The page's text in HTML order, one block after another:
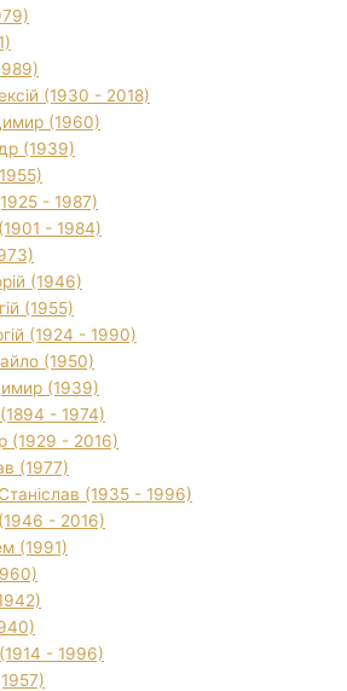
(1930 - 2018)
(1960)
(1939)
- 1987)
- 1984)
(1946)
(1955)
(1924 - 1990)
(1950)
(1939)
- 1974)
(1929 - 2016)
(1977)
(1935 - 1996)
- 2016)
(1991)
- 1996)